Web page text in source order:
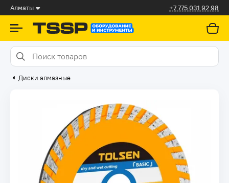
Алматы +7 775 031 92 98
Диски алмазные